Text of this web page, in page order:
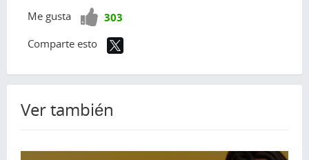
Me gusta
¡Vota303
Comparte esto
Ver también